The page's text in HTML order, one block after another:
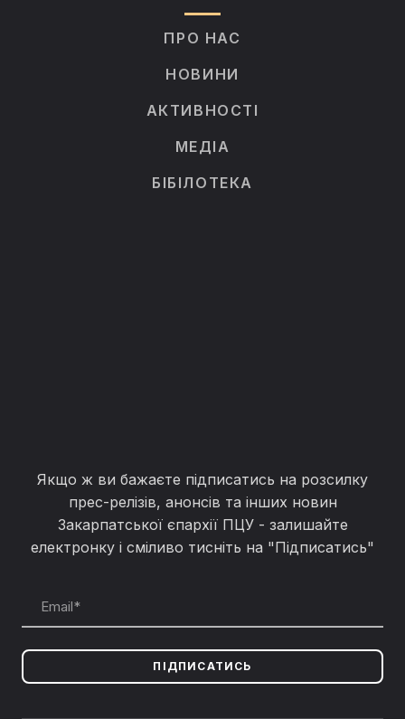
ПРО НАС
НОВИНИ
АКТИВНОСТІ
МЕДІА
БІБІЛОТЕКА
Якщо ж ви бажаєте підписатись на розсилку
прес-релізів, анонсів та інших новин
Закарпатської єпархії ПЦУ - залишайте
електронку і сміливо тисніть на "Підписатись"
ПІДПИСАТИСЬ